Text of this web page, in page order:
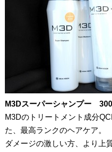
M3Dスーパーシャンプー
M3Dのトリートメント成分
た、最高ランクのヘアケア。
ダメージの激しい方、より上